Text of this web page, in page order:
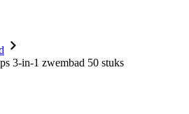
3-in-1 zwembad 50 stuks